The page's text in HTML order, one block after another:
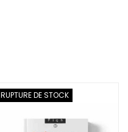
RUPTURE DE STOCK